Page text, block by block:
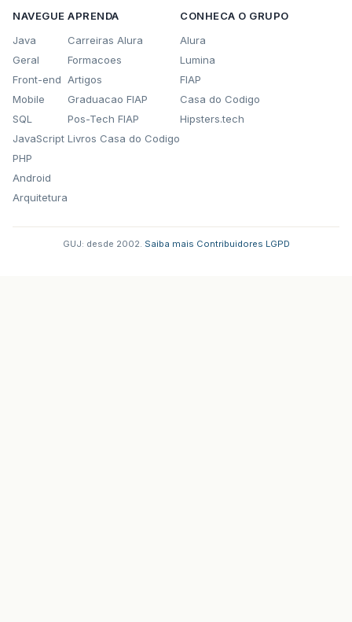
NAVEGUE
Java
Geral
Front-end
Mobile
SQL
JavaScript
PHP
Android
Arquitetura
APRENDA
Carreiras Alura
Formacoes
Artigos
Graduacao FIAP
Pos-Tech FIAP
Livros Casa do Codigo
CONHECA O GRUPO
Alura
Lumina
FIAP
Casa do Codigo
Hipsters.tech
GUJ: desde 2002. Saiba mais Contribuidores LGPD